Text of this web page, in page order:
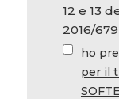
12 e 13
2016/
ho
per il